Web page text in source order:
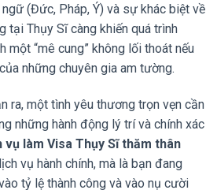
(Đức, Pháp, Ý) và sự khác biệt về
tại Thụy Sĩ càng khiến quá trình
một “mê cung” không lối thoát nếu
những chuyên gia am tường.
ra, một tình yêu thương trọn vẹn cần
những hành động lý trí và chính xác
vụ làm Visa Thụy Sĩ thăm thân
vụ hành chính, mà là bạn đang
tỷ lệ thành công và vào nụ cười